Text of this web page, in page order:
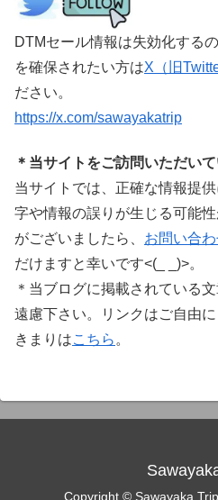
DTMセール情報は失効化する
を確保されたい方はX（旧
ださい。
https://x.com/sawayakatrip
＊当サイトをご訪問いただい
当サイトでは、正確な情報提
字や情報の誤りが生じる可能
がございましたら、 お問い合
だけますと幸いです<(_ _)>。
＊当ブログに掲載されている
遠慮下さい。リンクはご自由
きまりはこちら 。
Copyright © Sawayaka